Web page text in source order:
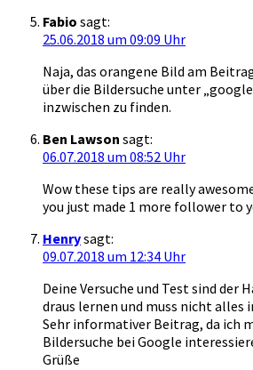
Fabio sagt:
25.06.2018 um 09:09 Uhr
Naja, das orangene Bild am
über die Bildersuche unter
inzwischen zu finden.
Ben Lawson sagt:
06.07.2018 um 08:52 Uhr
Wow these tips are really
you just made 1 more follower to
Henrysagt:
09.07.2018 um 12:34 Uhr
Deine Versuche und Test sind der
draus lernen und muss nicht alles
Sehr informativer Beitrag, da ich
Bildersuche bei Google
Grüße